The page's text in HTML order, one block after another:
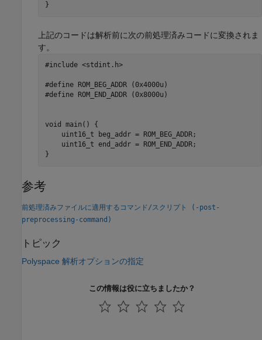
}
上記のコードは解析前に次の前処理済みコードに変換されま
す。
#include <stdint.h>
#define ROM_BEG_ADDR (0x4000u)
#define ROM_END_ADDR (0x8000u)
void main() {
    uint16_t beg_addr = ROM_BEG_ADDR;
    uint16_t end_addr = ROM_END_ADDR;
}
参考
前処理済みファイルに適用するコマンド/スクリプト (-post-
preprocessing-command)
トピック
Polyspace 解析オプションの指定
この情報は役に立ちましたか？